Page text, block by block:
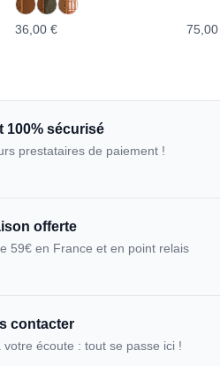
36,00 €
100% sécurisé
prestataires de paiement !
offerte
59€ en France et en point relais
contacter
écoute : tout se passe ici !